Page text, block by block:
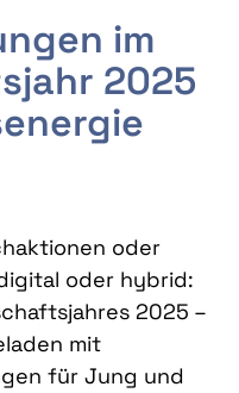
im
2025
oder
oder hybrid:
2025 –
mit
für Jung und